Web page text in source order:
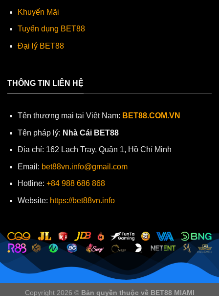
Khuyến Mãi
Tuyển dụng BET88
Đại lý BET88
THÔNG TIN LIÊN HỆ
Tên thương mại tại Việt Nam: BET88.COM.VN
Tên pháp lý: Nhà Cái BET88
Địa chỉ: 162 Lạch Tray, Quận 1, Hồ Chí Minh
Email: bet88vn.info@gmail.com
Hotline: +84 988 686 868
Website: https://bet88vn.info
Copyright 2026 © Bản quyền thuộc về BET88 MIAMI